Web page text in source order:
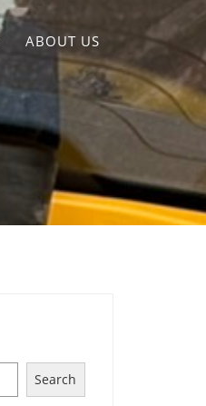
ABOUT US
Search